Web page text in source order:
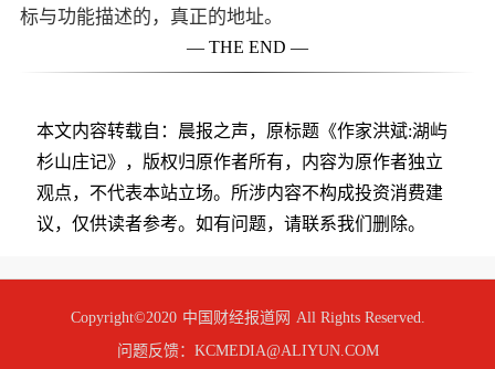
标与功能描述的，真正的地址。
— THE END —
本文内容转载自：晨报之声，原标题《作家洪斌:湖屿
杉山庄记》，版权归原作者所有，内容为原作者独立
观点，不代表本站立场。所涉内容不构成投资消费建
议，仅供读者参考。如有问题，请联系我们删除。
Copyright©2020 中国财经报道网 All Rights Reserved.
问题反馈：KCMEDIA@ALIYUN.COM